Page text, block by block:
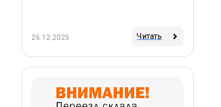
26.12.2025 Читать